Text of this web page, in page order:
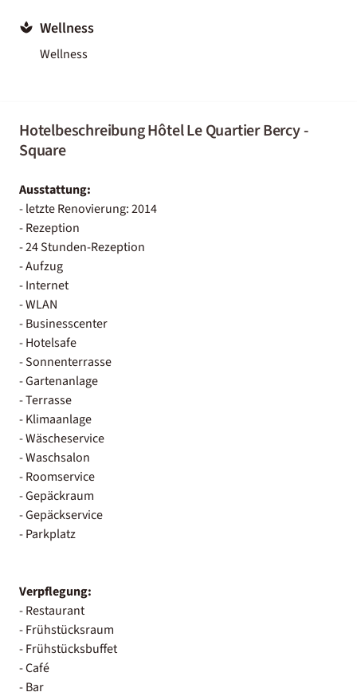
Wellness
Wellness
Hotelbeschreibung Hôtel Le Quartier Bercy -
Square
Ausstattung:
- letzte Renovierung: 2014
- Rezeption
- 24 Stunden-Rezeption
- Aufzug
- Internet
- WLAN
- Businesscenter
- Hotelsafe
- Sonnenterrasse
- Gartenanlage
- Terrasse
- Klimaanlage
- Wäscheservice
- Waschsalon
- Roomservice
- Gepäckraum
- Gepäckservice
- Parkplatz
Verpflegung:
- Restaurant
- Frühstücksraum
- Frühstücksbuffet
- Café
- Bar